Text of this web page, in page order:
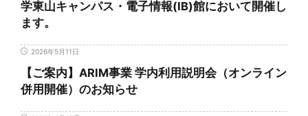
学東山キャンパス・電子情報(IB)館において開催し
ます。
2026年5月11日
【ご案内】ARIM事業 学内利用説明会（オンライン
併用開催）のお知らせ